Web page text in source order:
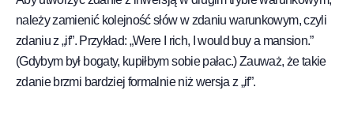
należy zamienić kolejność słów w zdaniu warunkowym, czyli
zdaniu z „if”. Przykład: „Were I rich, I would buy a mansion.”
(Gdybym był bogaty, kupiłbym sobie pałac.) Zauważ, że takie
zdanie brzmi bardziej formalnie niż wersja z „if”.